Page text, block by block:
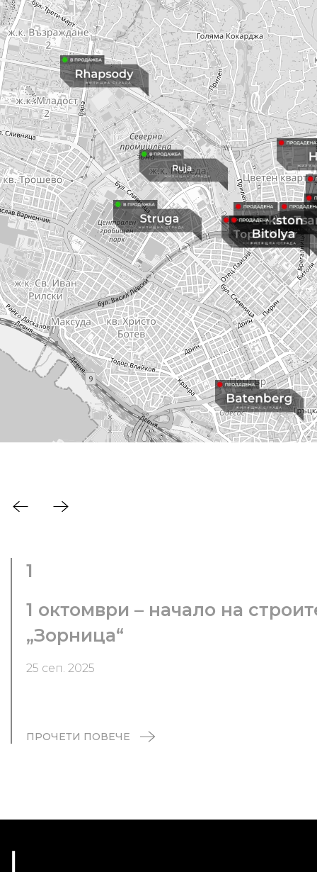
1
1 октомври – начало на
„Зорница“
25 сеп. 2025
ПРОЧЕТИ ПОВЕЧЕ